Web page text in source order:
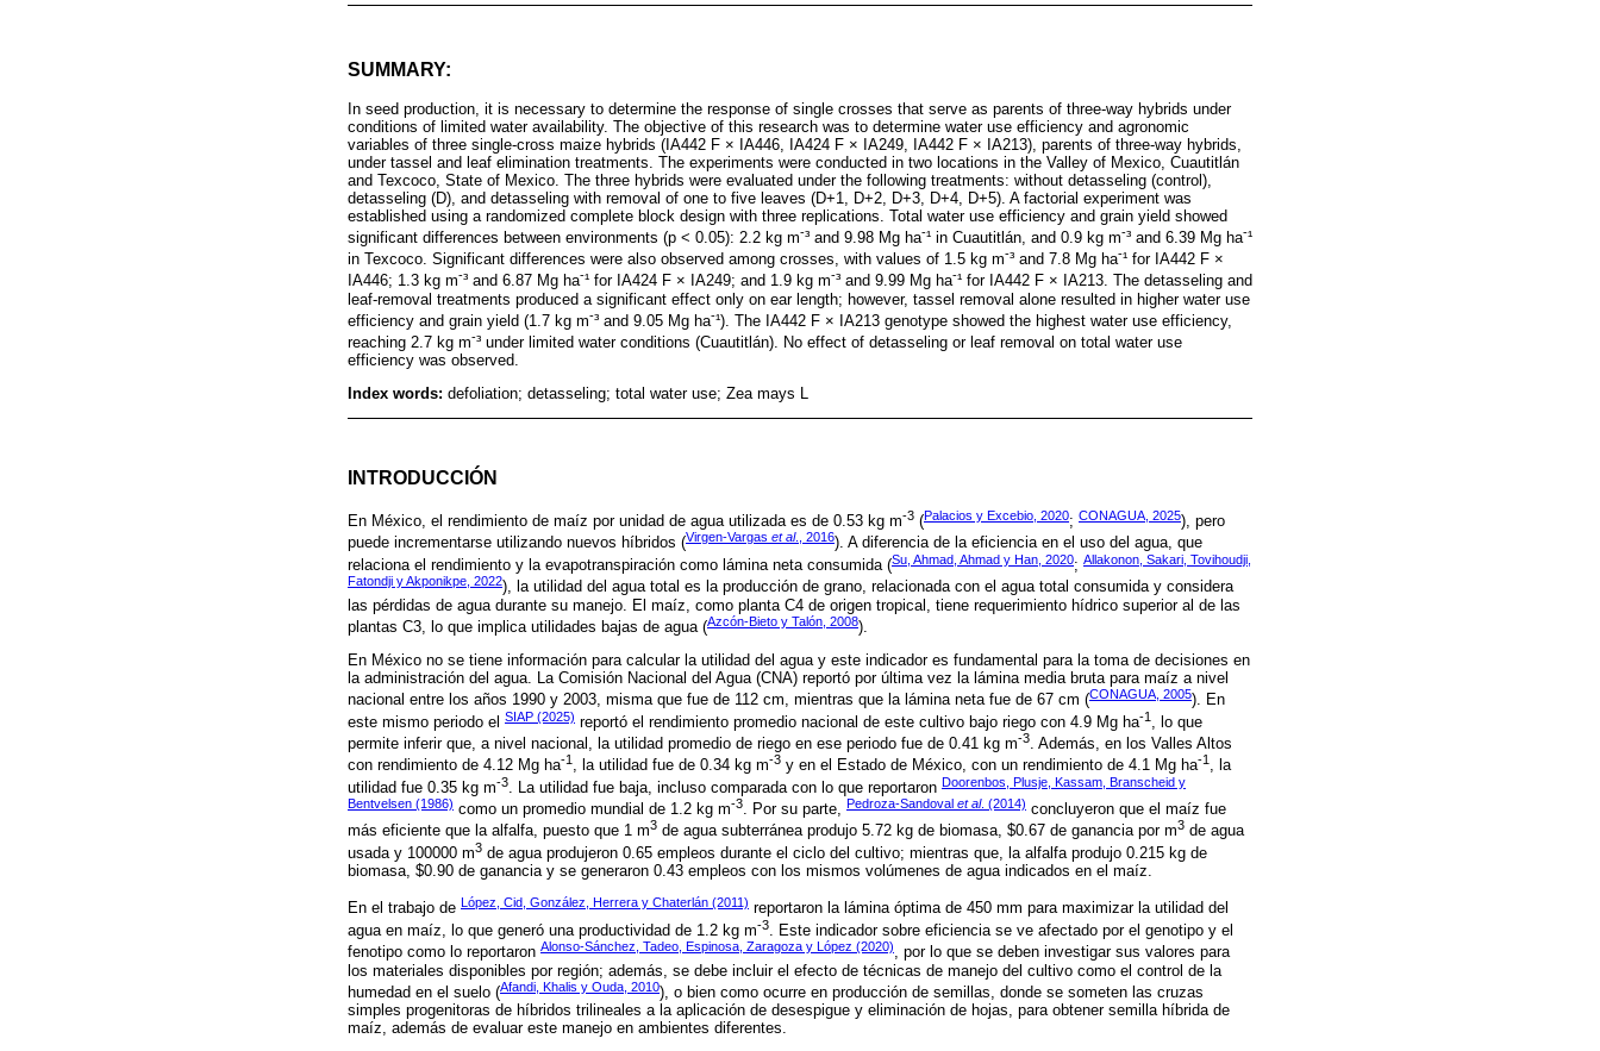
SUMMARY:
In seed production, it is necessary to determine the response of single crosses that serve as parents of three-way hybrids under
conditions of limited water availability. The objective of this research was to determine water use efficiency and agronomic
variables of three single-cross maize hybrids (IA442 F × IA446, IA424 F × IA249, IA442 F × IA213), parents of three-way hybrids,
under tassel and leaf elimination treatments. The experiments were conducted in two locations in the Valley of Mexico, Cuautitlán
and Texcoco, State of Mexico. The three hybrids were evaluated under the following treatments: without detasseling (control),
detasseling (D), and detasseling with removal of one to five leaves (D+1, D+2, D+3, D+4, D+5). A factorial experiment was
established using a randomized complete block design with three replications. Total water use efficiency and grain yield showed
significant differences between environments (p < 0.05): 2.2 kg m-³ and 9.98 Mg ha-¹ in Cuautitlán, and 0.9 kg m-³ and 6.39 Mg ha-¹
in Texcoco. Significant differences were also observed among crosses, with values of 1.5 kg m-³ and 7.8 Mg ha-¹ for IA442 F ×
IA446; 1.3 kg m-³ and 6.87 Mg ha-¹ for IA424 F × IA249; and 1.9 kg m-³ and 9.99 Mg ha-¹ for IA442 F × IA213. The detasseling and
leaf-removal treatments produced a significant effect only on ear length; however, tassel removal alone resulted in higher water use
efficiency and grain yield (1.7 kg m-³ and 9.05 Mg ha-¹). The IA442 F × IA213 genotype showed the highest water use efficiency,
reaching 2.7 kg m-³ under limited water conditions (Cuautitlán). No effect of detasseling or leaf removal on total water use
efficiency was observed.
Index words: defoliation; detasseling; total water use; Zea mays L
INTRODUCCIÓN
En México, el rendimiento de maíz por unidad de agua utilizada es de 0.53 kg m-3 (Palacios y Excebio, 2020; CONAGUA, 2025), pero
puede incrementarse utilizando nuevos híbridos (Virgen-Vargas et al., 2016). A diferencia de la eficiencia en el uso del agua, que
relaciona el rendimiento y la evapotranspiración como lámina neta consumida (Su, Ahmad, Ahmad y Han, 2020; Allakonon, Sakari, Tovihoudji,
Fatondji y Akponikpe, 2022), la utilidad del agua total es la producción de grano, relacionada con el agua total consumida y considera
las pérdidas de agua durante su manejo. El maíz, como planta C4 de origen tropical, tiene requerimiento hídrico superior al de las
plantas C3, lo que implica utilidades bajas de agua (Azcón-Bieto y Talón, 2008).
En México no se tiene información para calcular la utilidad del agua y este indicador es fundamental para la toma de decisiones en
la administración del agua. La Comisión Nacional del Agua (CNA) reportó por última vez la lámina media bruta para maíz a nivel
nacional entre los años 1990 y 2003, misma que fue de 112 cm, mientras que la lámina neta fue de 67 cm (CONAGUA, 2005). En
este mismo periodo el SIAP (2025) reportó el rendimiento promedio nacional de este cultivo bajo riego con 4.9 Mg ha-1
, lo que
permite inferir que, a nivel nacional, la utilidad promedio de riego en ese periodo fue de 0.41 kg m-3. Además, en los Valles Altos
con rendimiento de 4.12 Mg ha-1 , la utilidad fue de 0.34 kg m-3 y en el Estado de México, con un rendimiento de 4.1 Mg ha-1 , la
utilidad fue 0.35 kg m-3. La utilidad fue baja, incluso comparada con lo que reportaron Doorenbos, Plusje, Kassam, Branscheid y
Bentvelsen (1986) como un promedio mundial de 1.2 kg m-3. Por su parte, Pedroza-Sandoval et al. (2014) concluyeron que el maíz fue
más eficiente que la alfalfa, puesto que 1 m3 de agua subterránea produjo 5.72 kg de biomasa, $0.67 de ganancia por m3 de agua
usada y 100000 m3 de agua produjeron 0.65 empleos durante el ciclo del cultivo; mientras que, la alfalfa produjo 0.215 kg de
biomasa, $0.90 de ganancia y se generaron 0.43 empleos con los mismos volúmenes de agua indicados en el maíz.
En el trabajo de López, Cid, González, Herrera y Chaterlán (2011) reportaron la lámina óptima de 450 mm para maximizar la utilidad del
agua en maíz, lo que generó una productividad de 1.2 kg m-3. Este indicador sobre eficiencia se ve afectado por el genotipo y el
fenotipo como lo reportaron Alonso-Sánchez, Tadeo, Espinosa, Zaragoza y López (2020), por lo que se deben investigar sus valores para
los materiales disponibles por región; además, se debe incluir el efecto de técnicas de manejo del cultivo como el control de la
humedad en el suelo (Afandi, Khalis y Ouda, 2010), o bien como ocurre en producción de semillas, donde se someten las cruzas
simples progenitoras de híbridos trilineales a la aplicación de desespigue y eliminación de hojas, para obtener semilla híbrida de
maíz, además de evaluar este manejo en ambientes diferentes.